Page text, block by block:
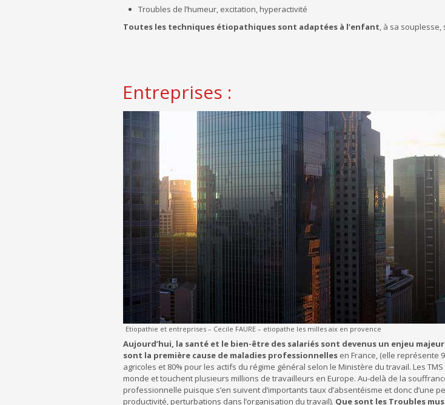
Troubles de l’humeur, excitation, hyperactivité
Toutes les techniques étiopathiques sont adaptées à l’enfant, à sa
Entreprises :
Etiopathie et entreprises – Cecile FAURE – etiopathe les milles aix en provence
Aujourd’hui, la santé et le bien-être des salariés sont devenus un enjeu
sont la première cause de maladies professionnelles en France, (elle représente
agricoles et 80% pour les actifs du régime général selon le Ministère du travail. Les
monde et touchent plusieurs millions de travailleurs en Europe. Au-delà de la
professionnelle puisque s’en suivent d’importants taux d’absentéisme et donc d’une
productivité, perturbations dans l’organisation du travail). Que sont les Troubles